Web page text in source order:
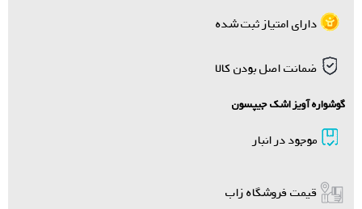
دارای امتیاز ثبت شده
ضمانت اصل بودن کالا
گوشواره آویز اشک جیپسون
موجود در انبار
قیمت فروشگاه زاب